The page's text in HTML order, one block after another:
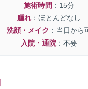
施術時間 ：15分
腫れ ：ほとんどなし
洗顔・メイク ：当日から
入院・通院 ：不要